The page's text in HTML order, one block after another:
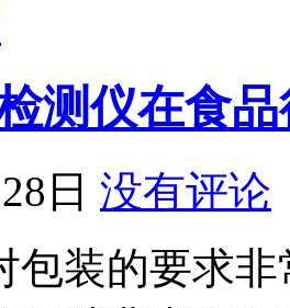
测仪在食
日 没有评论
包装的要求